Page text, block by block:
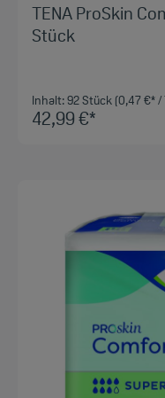
TENA ProSkin
Stück
Inhalt:92 Stück (0,47 €* /
42,99 €*